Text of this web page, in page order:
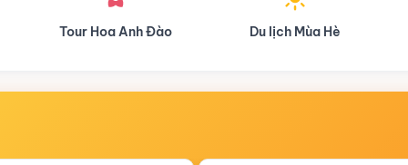
Tour Hoa Anh Đào Du lịch Mùa Hè